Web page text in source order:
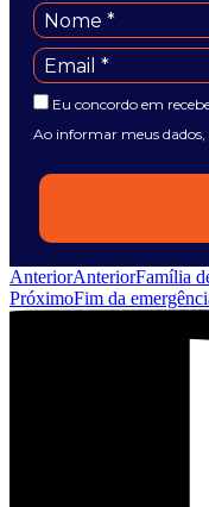
Eu concordo em
Ao informar meus dados,
AnteriorAnteriorFamília
PróximoFim da